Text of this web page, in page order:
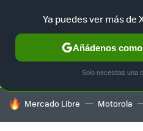
SELECCIÓN GAMING
HOY SE HABLA DE
Mercado Libre Motorola
Ya puedes ver más de
Añádenos
Solo necesitas una